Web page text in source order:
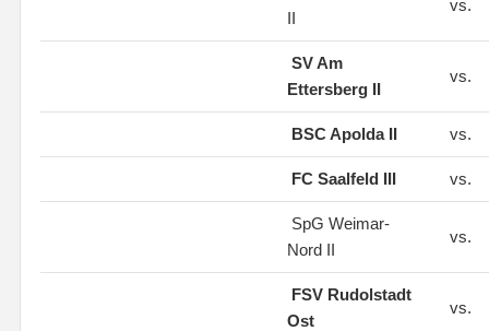
II
vs.
SV Am
Ettersberg II
vs.
BSC Apolda II vs.
FC Saalfeld III vs.
SpG Weimar-
Nord II
vs.
FSV Rudolstadt
Ost
vs.